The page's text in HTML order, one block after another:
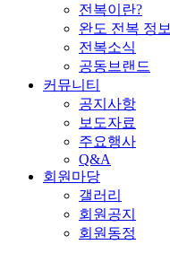
전복이란?
완도 전복 정보
전복소식
공동브랜드
커뮤니티
공지사항
보도자료
주요행사
Q&A
회원마당
갤러리
회원공지
회원동정